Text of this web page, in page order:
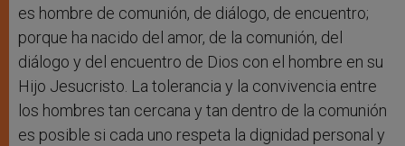
es hombre de comunión, de diálogo, de encuentro;
porque ha nacido del amor, de la comunión, del
diálogo y del encuentro de Dios con el hombre en su
Hijo Jesucristo. La tolerancia y la convivencia entre
los hombres tan cercana y tan dentro de la comunión
es posible si cada uno respeta la dignidad personal y